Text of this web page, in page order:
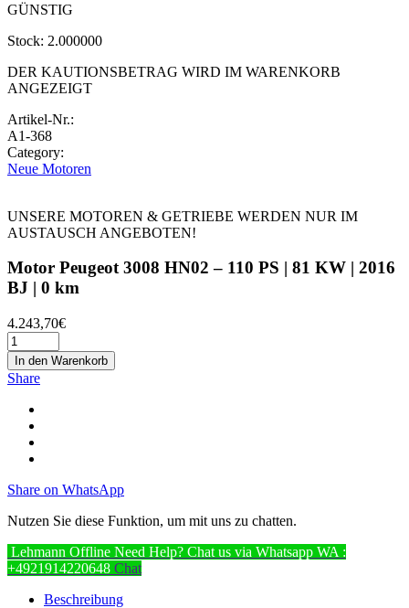
GÜNSTIG
Stock: 2.000000
DER KAUTIONSBETRAG WIRD IM WARENKORB
ANGEZEIGT
Artikel-Nr.:
A1-368
Category:
Neue Motoren
UNSERE MOTOREN & GETRIEBE WERDEN NUR IM
AUSTAUSCH ANGEBOTEN!
Motor Peugeot 3008 HN02 – 110 PS | 81 KW | 2016
BJ | 0 km
4.243,70€
In den Warenkorb
Share
Share on WhatsApp
Nutzen Sie diese Funktion, um mit uns zu chatten.
Lehmann Offline Need Help? Chat us via Whatsapp WA :
+4921914220648 Chat
Beschreibung